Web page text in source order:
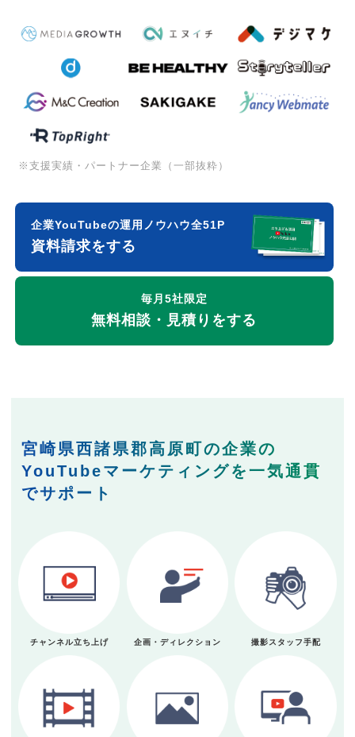
※支援実績・パートナー企業（一部抜粋）
企業YouTubeの運用ノウハウ全51P
資料請求をする
毎月5社限定
無料相談・見積りをする
宮崎県西諸県郡高原町の企業の
YouTubeマーケティングを一気通貫
でサポート
チャンネル立ち上げ 企画・ディレクション 撮影スタッフ手配